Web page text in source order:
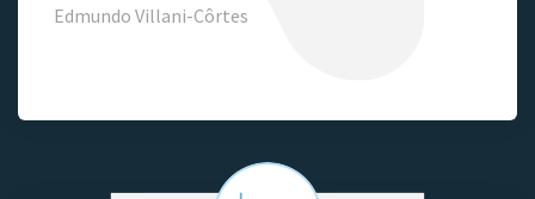
Edmundo Villani-Côrtes